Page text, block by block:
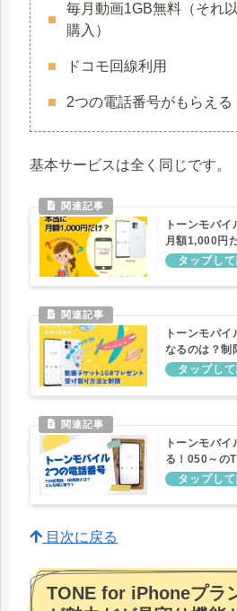
毎月動画1GB無料（それ
購入）
ドコモ回線利用
2つの電話番号がもらえる
基本サービスは全く同じです。
トーンモバ
月額1,000円
オプションは
トーンモバ
なるのは？制
用しよう
トーンモバ
る！050～の
は？どんな時
目次に戻る
TONE for iPhoneプラ